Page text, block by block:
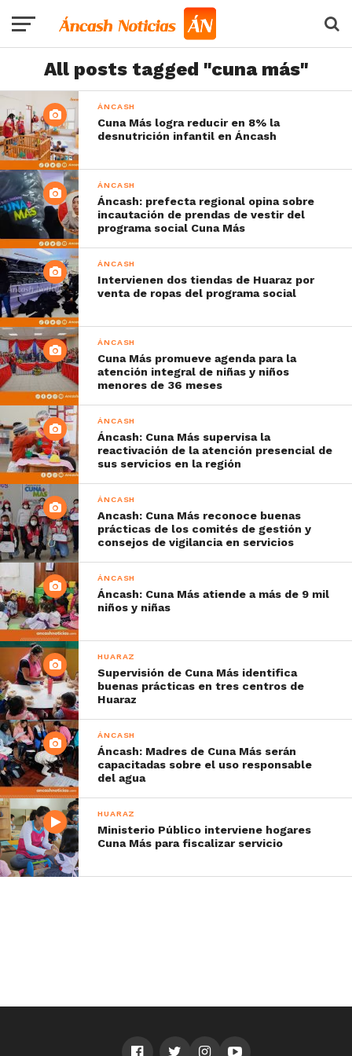
All posts tagged "cuna más"
ÁNCASH
Cuna Más logra reducir en 8% la
desnutrición infantil en Áncash
ÁNCASH
Áncash: prefecta regional opina sobre
incautación de prendas de vestir del
programa social Cuna Más
ÁNCASH
Intervienen dos tiendas de Huaraz por
venta de ropas del programa social
ÁNCASH
Cuna Más promueve agenda para la
atención integral de niñas y niños
menores de 36 meses
ÁNCASH
Áncash: Cuna Más supervisa la
reactivación de la atención presencial de
sus servicios en la región
ÁNCASH
Ancash: Cuna Más reconoce buenas
prácticas de los comités de gestión y
consejos de vigilancia en servicios
ÁNCASH
Áncash: Cuna Más atiende a más de 9 mil
niños y niñas
HUARAZ
Supervisión de Cuna Más identifica
buenas prácticas en tres centros de
Huaraz
ÁNCASH
Áncash: Madres de Cuna Más serán
capacitadas sobre el uso responsable
del agua
HUARAZ
Ministerio Público interviene hogares
Cuna Más para fiscalizar servicio